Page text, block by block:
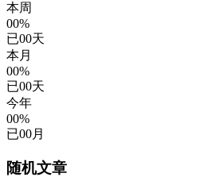
本周
00%
已00天
本月
00%
已00天
今年
00%
已00月
随机文章